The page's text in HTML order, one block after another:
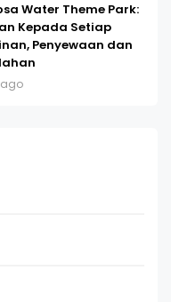
Water Theme Park:
Kepada Setiap
Penyewaan dan